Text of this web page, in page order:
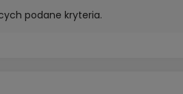
podane kryteria.